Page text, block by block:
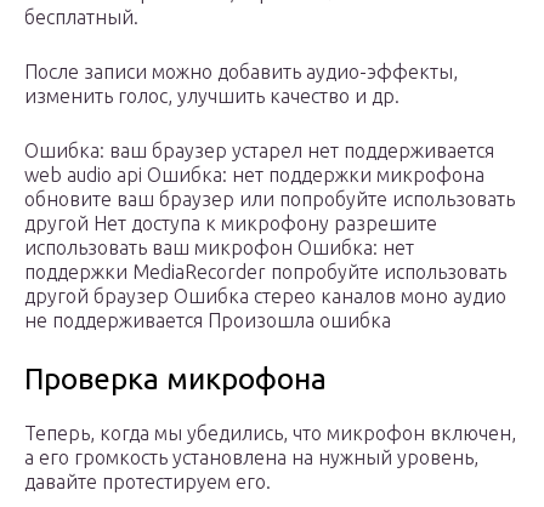
бесплатный.
После записи можно добавить аудио-эффекты,
изменить голос, улучшить качество и др.
Ошибка: ваш браузер устарел нет поддерживается
web audio api Ошибка: нет поддержки микрофона
обновите ваш браузер или попробуйте использовать
другой Нет доступа к микрофону разрешите
использовать ваш микрофон Ошибка: нет
поддержки MediaRecorder попробуйте использовать
другой браузер Ошибка стерео каналов моно аудио
не поддерживается Произошла ошибка
Проверка микрофона
Теперь, когда мы убедились, что микрофон включен,
а его громкость установлена на нужный уровень,
давайте протестируем его.